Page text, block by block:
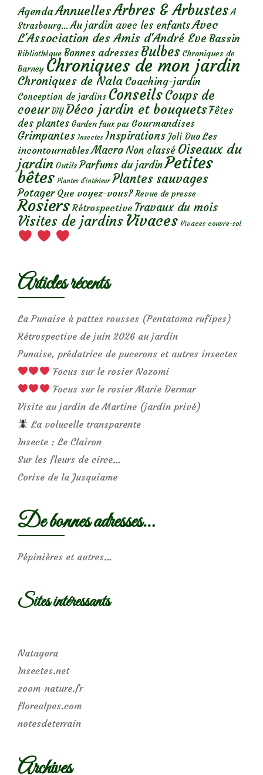
AgendaAnnuellesArbres & Arbustes A
Strasbourg... Au jardin avec les enfantsAvec
L'Association des Amis d'André Eve Bassin
Bibliothèque Bonnes adresses Bulbes Chroniques de
Barney Chroniques de mon jardin
Chroniques de Nala Coaching-jardin
Conception de jardins ConseilsCoups de
coeur DIY Déco jardin et bouquetsFêtes
des plantes Garden faux pas Gourmandises
Grimpantes Insectes Inspirations Joli Duo Les
incontournables Macro Non classé Oiseaux du
jardin Outils Parfums du jardinPetites
bêtes Plantes d’intérieur Plantes sauvages
Potager Que voyez-vous? Revue de presse
Rosiers Rétrospective Travaux du mois
Visites de jardins Vivaces Vivaces couvre-sol
Articles récents
La Punaise à pattes rousses (Pentatoma rufipes)
Rétrospective de juin 2026 au jardin
Punaise, prédatrice de pucerons et autres insectes
Focus sur le rosier Nozomi
Focus sur le rosier Marie Dermar
Visite au jardin de Martine (jardin privé)
La volucelle transparente
Insecte : Le Clairon
Sur les fleurs de circe…
Corise de la Jusquiame
De bonnes adresses…
Pépinières et autres…
Sites intéressants
Natagora
Insectes.net
zoom-nature.fr
florealpes.com
notesdeterrain
Archives